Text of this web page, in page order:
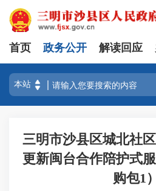
首页 政务公开 解读回应
三明市沙县区城北社
更新闽台合作陪护式
购包1）